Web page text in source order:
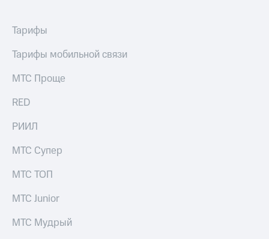
Еврооблигации-2023
о
Регистратор
Реквизиты
Контакты
этика
Тарифы
Тарифы мобильной связи
МТС Проще
RED
РИИЛ
МТС Супер
МТС ТОП
МТС Junior
МТС Мудрый